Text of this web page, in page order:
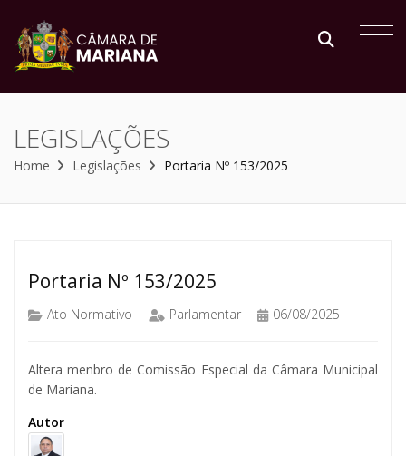
LEGISLAÇÕES
Home Legislações Portaria Nº 153/2025
Portaria Nº 153/2025
Ato Normativo Parlamentar 06/08/2025
Altera menbro de Comissão Especial da Câmara Municipal
de Mariana.
Autor